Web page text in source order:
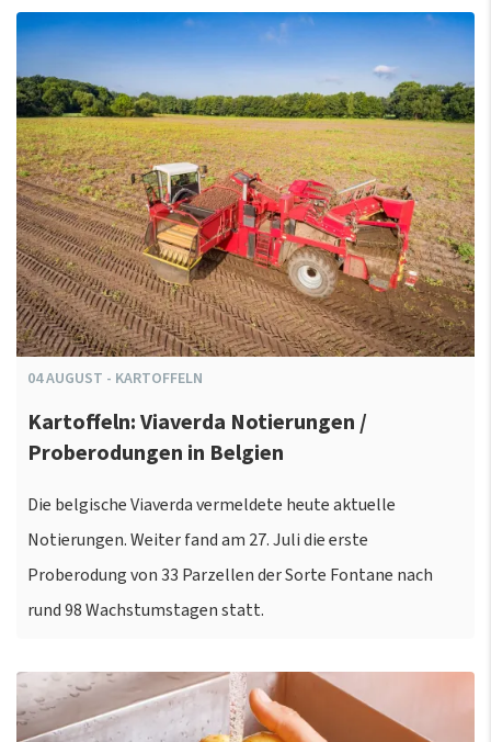
04AUGUST - KARTOFFELN
Kartoffeln: Viaverda Notierungen /
Proberodungen in Belgien
Die belgische Viaverda vermeldete heute aktuelle
Notierungen. Weiter fand am 27. Juli die erste
Proberodung von 33 Parzellen der Sorte Fontane nach
rund 98 Wachstumstagen statt.